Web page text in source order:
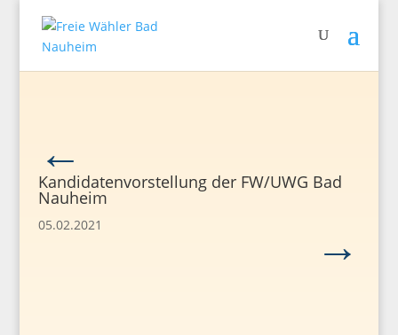
←
Kandidatenvorstellung der FW/UWG Bad
Nauheim
05.02.2021 →